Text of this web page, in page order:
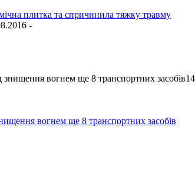
плитка та спричинила тяжку травму
-
вогнем ще 8 транспортних засобів